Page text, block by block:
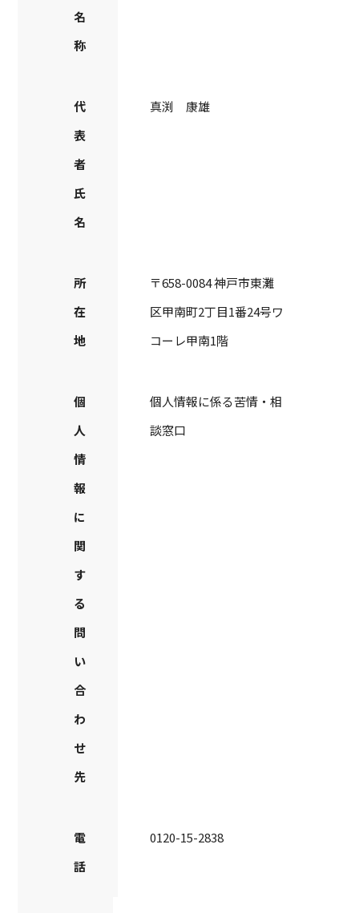
名
称
代
表
者
氏
名
真渕 康雄
所
在
地
〒658-0084 神戸市東灘
区甲南町2丁目1番24号ワ
コーレ甲南1階
個
人
情
報
に
関
す
る
問
い
合
わ
せ
先
個人情報に係る苦情・相
談窓口
電
話
0120-15-2838